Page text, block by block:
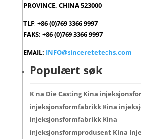
PROVINCE, CHINA 523000
TLF: +86 (0)769 3366 9997
FAKS: +86 (0)769 3366 9997
EMAIL: INFO@sinceretetechs.com
Populært søk
Kina Die Casting Kina
injeksjonsformfabrikk Kina
injeksjonsformfabrikk Kina
injeksjonsformprodusent Kina